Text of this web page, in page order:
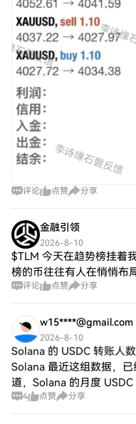
评论 点赞 分享
金融引领
2026-8-10
$TLM 今天在趋势榜挂着
榜的币往往有人在悄悄布
观察两天, 真有动静再决
评论 点赞 分享
w15****@gmail.com
2026-8-10
Solana 的 USDC 转账人
Solana 最近这组数据，
道，Solana 的月度
有区块链里的新纪录。 更
4 点赞 分享